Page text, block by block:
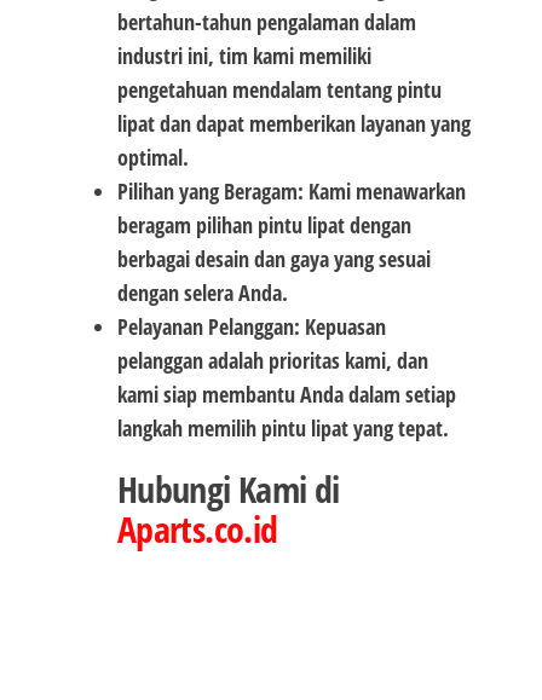
bertahun-tahun pengalaman dalam
industri ini, tim kami memiliki
pengetahuan mendalam tentang pintu
lipat dan dapat memberikan layanan yang
optimal.
Pilihan yang Beragam: Kami menawarkan
beragam pilihan pintu lipat dengan
berbagai desain dan gaya yang sesuai
dengan selera Anda.
Pelayanan Pelanggan: Kepuasan
pelanggan adalah prioritas kami, dan
kami siap membantu Anda dalam setiap
langkah memilih pintu lipat yang tepat.
Hubungi Kami di
Aparts.co.id